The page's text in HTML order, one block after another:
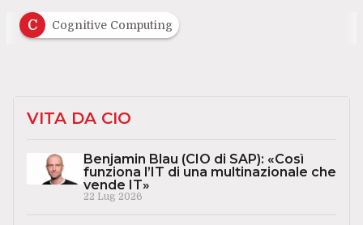
C Cognitive Computing
VITA DA CIO
Benjamin Blau (CIO di SAP): «Così
funziona l’IT di una multinazionale che
vende IT»
22 Lug 2026